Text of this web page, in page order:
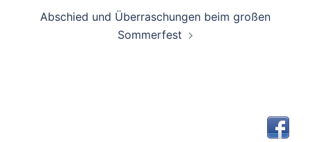
Abschied und Überraschungen beim großen
Sommerfest